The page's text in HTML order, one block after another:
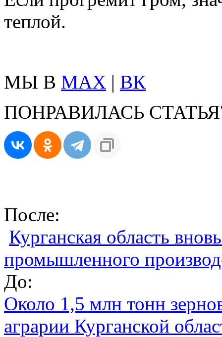
теплой.
МЫ В MAX | ВК
ПОНРАВИЛАСЬ
После:
Курганская область
промышленного
До:
Около 1,5 млн тонн
аграрии Курганской